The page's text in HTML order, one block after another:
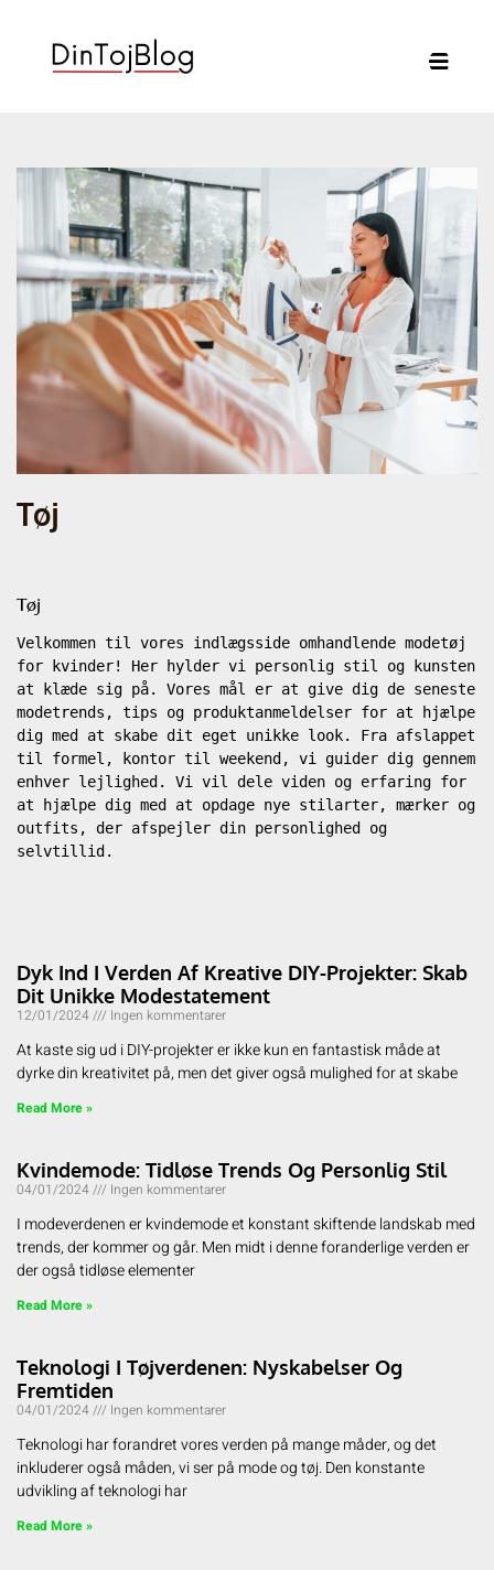
Tøj
Tøj
Velkommen til vores indlægsside omhandlende modetøj
for kvinder! Her hylder vi personlig stil og kunsten
at klæde sig på. Vores mål er at give dig de seneste
modetrends, tips og produktanmeldelser for at hjælpe
dig med at skabe dit eget unikke look. Fra afslappet
til formel, kontor til weekend, vi guider dig gennem
enhver lejlighed. Vi vil dele viden og erfaring for
at hjælpe dig med at opdage nye stilarter, mærker og
outfits, der afspejler din personlighed og
selvtillid.
Dyk Ind I Verden Af Kreative DIY-Projekter: Skab
Dit Unikke Modestatement
12/01/2024 Ingen kommentarer
At kaste sig ud i DIY-projekter er ikke kun en fantastisk måde at
dyrke din kreativitet på, men det giver også mulighed for at skabe
Read More »
Kvindemode: Tidløse Trends Og Personlig Stil
04/01/2024 Ingen kommentarer
I modeverdenen er kvindemode et konstant skiftende landskab med
trends, der kommer og går. Men midt i denne foranderlige verden er
der også tidløse elementer
Read More »
Teknologi I Tøjverdenen: Nyskabelser Og
Fremtiden
04/01/2024 Ingen kommentarer
Teknologi har forandret vores verden på mange måder, og det
inkluderer også måden, vi ser på mode og tøj. Den konstante
udvikling af teknologi har
Read More »